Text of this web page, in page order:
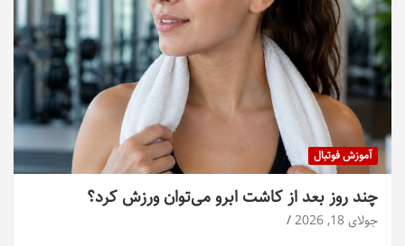
آموزش فوتبال
چند روز بعد از کاشت ابرو می‌توان ورزش کرد؟
جولای 18, 2026